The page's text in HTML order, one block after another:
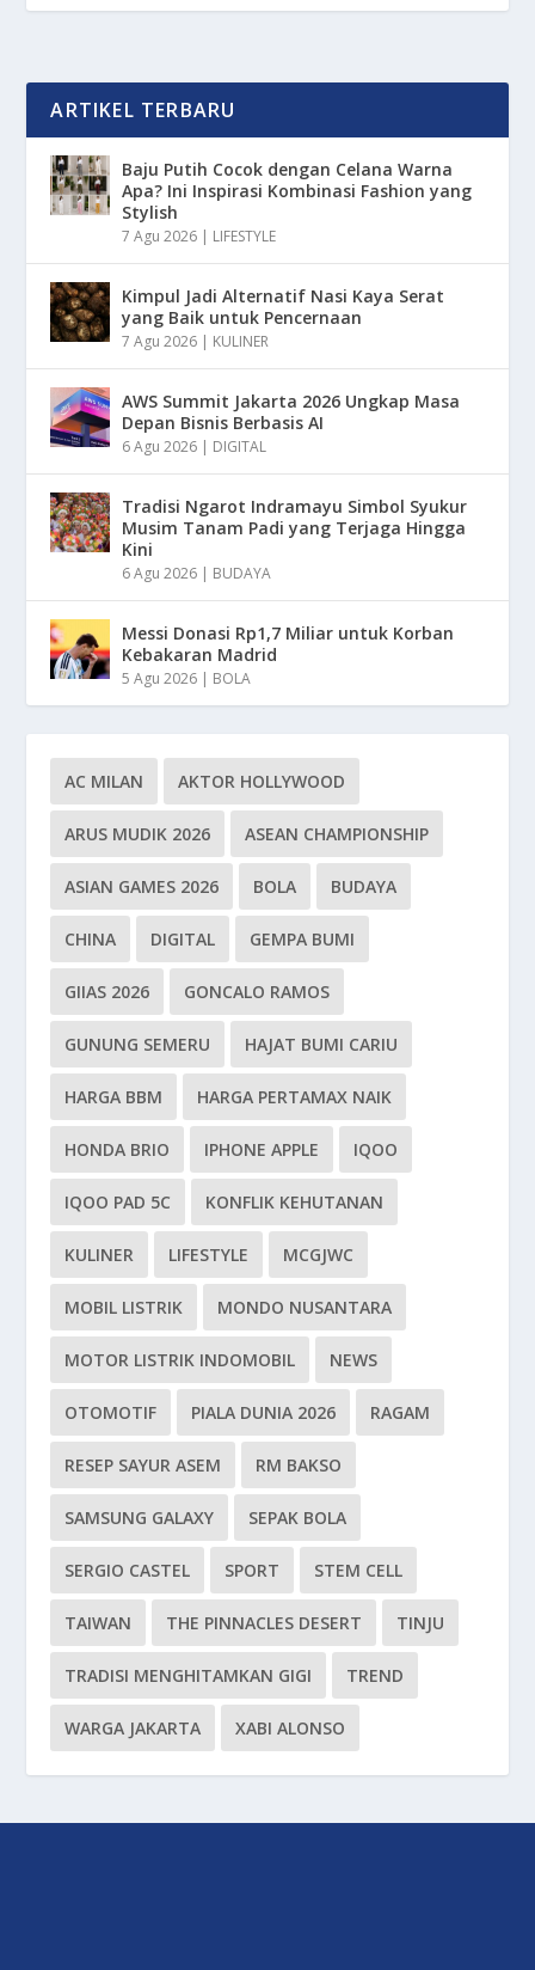
ARTIKEL TERBARU
Baju Putih Cocok dengan Celana Warna
Apa? Ini Inspirasi Kombinasi Fashion yang
Stylish
7 Agu 2026 | LIFESTYLE
Kimpul Jadi Alternatif Nasi Kaya Serat
yang Baik untuk Pencernaan
7 Agu 2026 | KULINER
AWS Summit Jakarta 2026 Ungkap Masa
Depan Bisnis Berbasis AI
6 Agu 2026 | DIGITAL
Tradisi Ngarot Indramayu Simbol Syukur
Musim Tanam Padi yang Terjaga Hingga
Kini
6 Agu 2026 | BUDAYA
Messi Donasi Rp1,7 Miliar untuk Korban
Kebakaran Madrid
5 Agu 2026 | BOLA
AC MILAN AKTOR HOLLYWOOD
ARUS MUDIK 2026 ASEAN CHAMPIONSHIP
ASIAN GAMES 2026 BOLA BUDAYA
CHINA DIGITAL GEMPA BUMI
GIIAS 2026 GONCALO RAMOS
GUNUNG SEMERU HAJAT BUMI CARIU
HARGA BBM HARGA PERTAMAX NAIK
HONDA BRIO IPHONE APPLE IQOO
IQOO PAD 5C KONFLIK KEHUTANAN
KULINER LIFESTYLE MCGJWC
MOBIL LISTRIK MONDO NUSANTARA
MOTOR LISTRIK INDOMOBIL NEWS
OTOMOTIF PIALA DUNIA 2026 RAGAM
RESEP SAYUR ASEM RM BAKSO
SAMSUNG GALAXY SEPAK BOLA
SERGIO CASTEL SPORT STEM CELL
TAIWAN THE PINNACLES DESERT TINJU
TRADISI MENGHITAMKAN GIGI TREND
WARGA JAKARTA XABI ALONSO